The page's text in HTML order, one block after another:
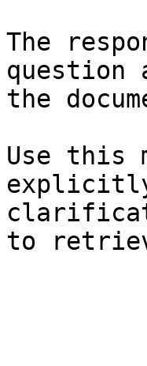
The
question
the
Use this
explicitly